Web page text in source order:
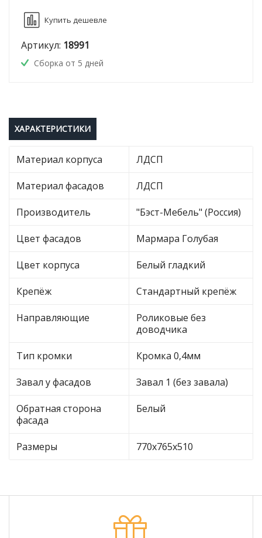
Купить дешевле
Артикул: 18991
Сборка от 5 дней
ХАРАКТЕРИСТИКИ
Материал корпуса ЛДСП
Материал фасадов ЛДСП
Производитель "Бэст-Мебель" (Россия)
Цвет фасадов Мармара Голубая
Цвет корпуса Белый гладкий
Крепёж Стандартный крепёж
Направляющие
Роликовые без
доводчика
Тип кромки Кромка 0,4мм
Завал у фасадов Завал 1 (без завала)
Обратная сторона
фасада
Белый
Размеры 770х765х510